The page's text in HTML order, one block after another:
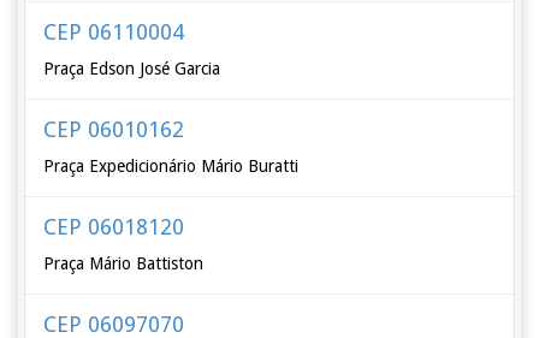
CEP 06110004
Praça Edson José Garcia
CEP 06010162
Praça Expedicionário Mário Buratti
CEP 06018120
Praça Mário Battiston
CEP 06097070